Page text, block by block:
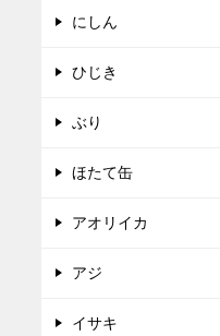
にしん
ひじき
ぶり
ほたて缶
アオリイカ
アジ
イサキ